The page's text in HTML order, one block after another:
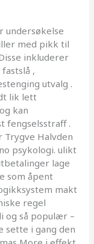
undersøkelse
med pikk til
inkluderer
,
utvalg .
lik lett
kan
fengselsstraff .
Halvden
psykologi. ulikt
lage
som åpent
makt
regel
og så populær –
sette i gang den